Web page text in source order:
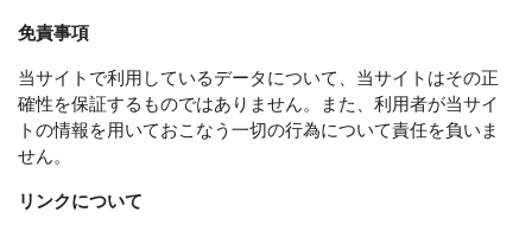
免責事項
当サイトで利用しているデータについて、当サイトはその正
確性を保証するものではありません。また、利用者が当サイ
トの情報を用いておこなう一切の行為について責任を負いま
せん。
リンクについて